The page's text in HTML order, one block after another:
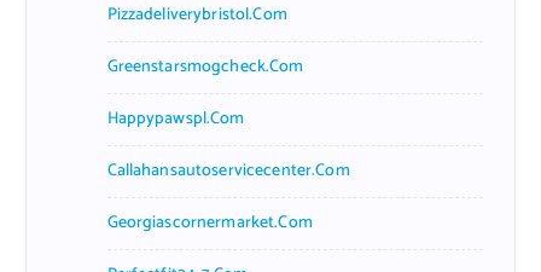
Pizzadeliverybristol.com
Greenstarsmogcheck.com
Happypawspl.com
Callahansautoservicecenter.com
Georgiascornermarket.com